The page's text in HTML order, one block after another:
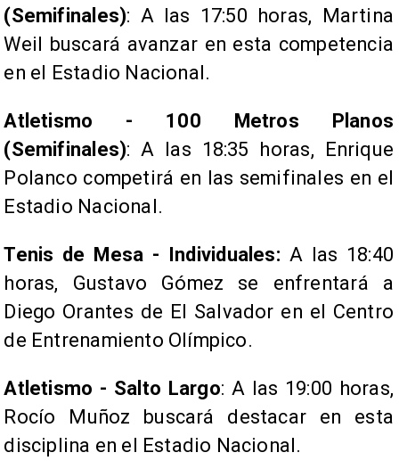
(Semifinales): A las 17:50 horas, Martina
Weil buscará avanzar en esta competencia
en el Estadio Nacional.
Atletismo - 100 Metros Planos
(Semifinales): A las 18:35 horas, Enrique
Polanco competirá en las semifinales en el
Estadio Nacional.
Tenis de Mesa - Individuales: A las 18:40
horas, Gustavo Gómez se enfrentará a
Diego Orantes de El Salvador en el Centro
de Entrenamiento Olímpico.
Atletismo - Salto Largo: A las 19:00 horas,
Rocío Muñoz buscará destacar en esta
disciplina en el Estadio Nacional.